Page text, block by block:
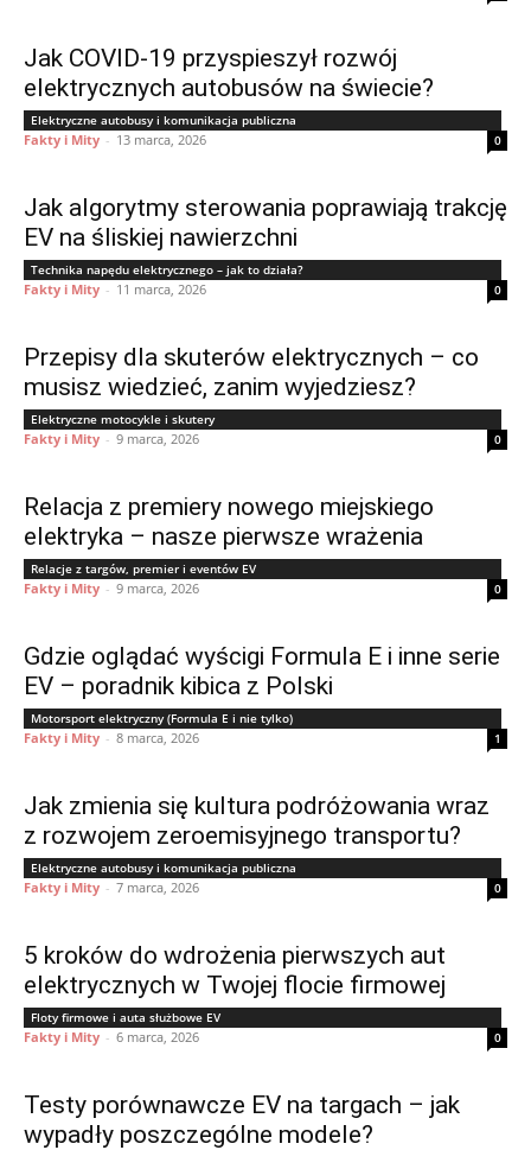
Jak COVID-19 przyspieszył rozwój
elektrycznych autobusów na świecie?
Elektryczne autobusy i komunikacja publiczna
Fakty i Mity - 13 marca, 2026 0
Jak algorytmy sterowania poprawiają trakcję
EV na śliskiej nawierzchni
Technika napędu elektrycznego – jak to działa?
Fakty i Mity - 11 marca, 2026 0
Przepisy dla skuterów elektrycznych – co
musisz wiedzieć, zanim wyjedziesz?
Elektryczne motocykle i skutery
Fakty i Mity - 9 marca, 2026 0
Relacja z premiery nowego miejskiego
elektryka – nasze pierwsze wrażenia
Relacje z targów, premier i eventów EV
Fakty i Mity - 9 marca, 2026 0
Gdzie oglądać wyścigi Formula E i inne serie
EV – poradnik kibica z Polski
Motorsport elektryczny (Formula E i nie tylko)
Fakty i Mity - 8 marca, 2026 1
Jak zmienia się kultura podróżowania wraz
z rozwojem zeroemisyjnego transportu?
Elektryczne autobusy i komunikacja publiczna
Fakty i Mity - 7 marca, 2026 0
5 kroków do wdrożenia pierwszych aut
elektrycznych w Twojej flocie firmowej
Floty firmowe i auta służbowe EV
Fakty i Mity - 6 marca, 2026 0
Testy porównawcze EV na targach – jak
wypadły poszczególne modele?